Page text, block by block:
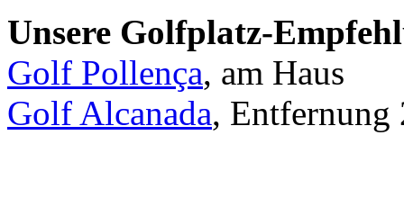
Unsere Golfplatz-
Golf Pollença, am Haus
Golf Alcanada, Entfernung